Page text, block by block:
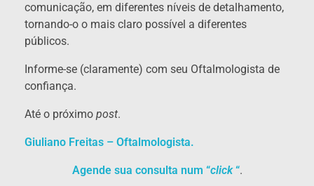
comunicação, em diferentes níveis de detalhamento,
tornando-o o mais claro possível a diferentes
públicos.
Informe-se (claramente) com seu Oftalmologista de
confiança.
Até o próximo post.
Giuliano Freitas – Oftalmologista.
Agende sua consulta num “click“.